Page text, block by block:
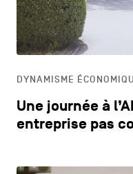
secondaire
MENTIONS LÉGALES
COOKIES POLICY
POLITIQUE VIE PRIVÉE
CM
DÉCOUVERTE
DYNAMISME
DYNAMISME
Une journée à
entreprise pas